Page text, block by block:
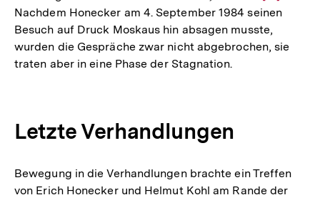
Auflösung
der
Fußnote
Nachdem Honecker am 4. September 1984 seinen
Besuch auf Druck Moskaus hin absagen musste,
wurden die Gespräche zwar nicht abgebrochen, sie
traten aber in eine Phase der Stagnation.
Letzte Verhandlungen
Bewegung in die Verhandlungen brachte ein Treffen
von Erich Honecker und Helmut Kohl am Rande der